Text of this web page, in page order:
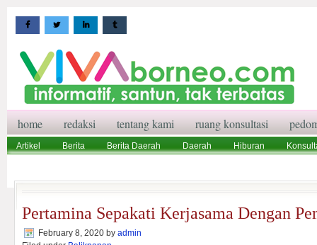
home redaksi tentang kami ruang konsultasi
Artikel Berita Berita Daerah Daerah Hiburan
Pertamina Sepakati Kerjasama Dengan
February 8, 2020 by admin